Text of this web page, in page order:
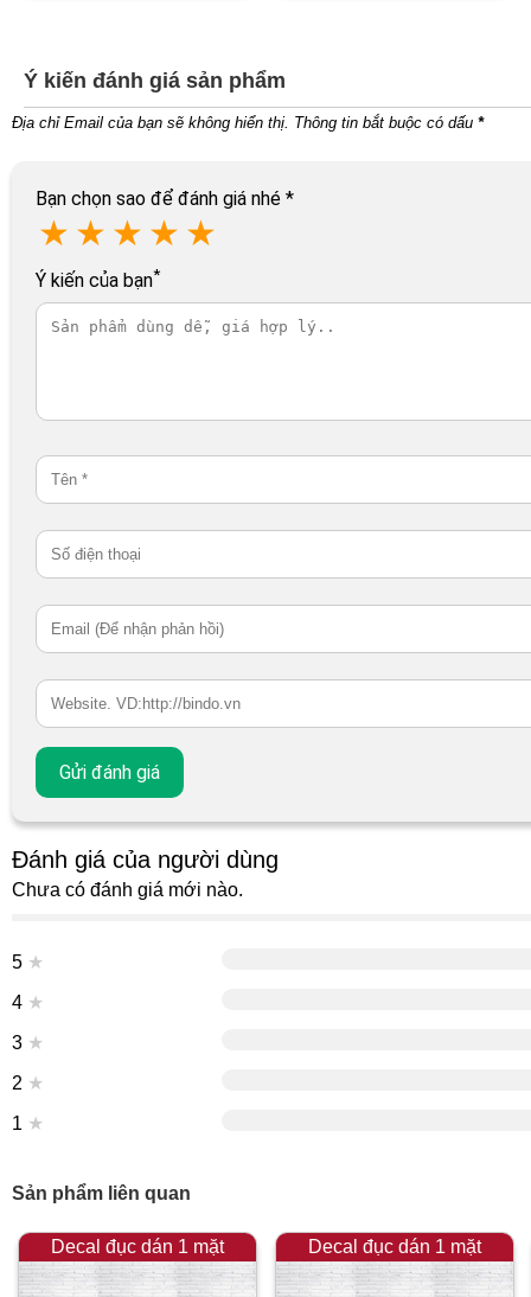
Ý kiến đánh giá sản phẩm
Địa chỉ Email của bạn sẽ không hiển thị. Thông tin bắt buộc có dấu *
Bạn chọn sao để đánh giá nhé *
★ ★ ★ ★ ★
Ý kiến của bạn*
Đánh giá của người dùng
Chưa có đánh giá mới nào.
5 ★
4 ★
3 ★
2 ★
1 ★
Sản phẩm liên quan
Decal đục dán 1 mặt Decal đục dán 1 mặt